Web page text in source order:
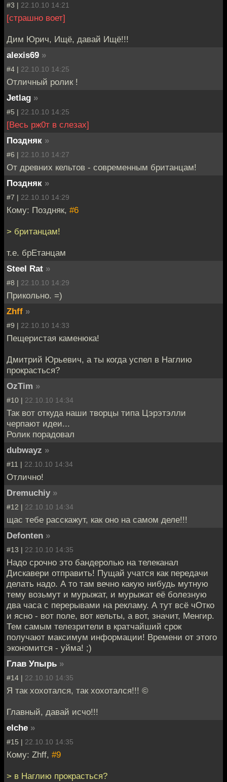
#3 | 22.10.10 14:21
[страшно воет]
Дим Юрич, Ищё, давай Ищё!!!
alexis69 »
#4 | 22.10.10 14:25
Отличный ролик !
Jetlag »
#5 | 22.10.10 14:25
[Весь рж0т в слезах]
Поздняк »
#6 | 22.10.10 14:27
От древних кельтов - современным британцам!
Поздняк »
#7 | 22.10.10 14:29
Кому: Поздняк, #6
> британцам!
т.е. брЕтанцам
Steel Rat »
#8 | 22.10.10 14:29
Прикольно. =)
Zhff »
#9 | 22.10.10 14:33
Пещеристая каменюка!
Дмитрий Юрьевич, а ты когда успел в Наглию
прокрасться?
OzTim »
#10 | 22.10.10 14:34
Так вот откуда наши творцы типа Цэрэтэлли
черпают идеи...
Ролик порадовал
dubwayz »
#11 | 22.10.10 14:34
Отлично!
Dremuchiy »
#12 | 22.10.10 14:34
щас тебе расскажут, как оно на самом деле!!!
Defonten »
#13 | 22.10.10 14:35
Надо срочно это бандеролью на телеканал
Дискавери отправить! Пущай учатся как передачи
делать надо. А то там вечно какую нибудь мутную
тему возьмут и мурыжат, и мурыжат её болезную
два часа с перерывами на рекламу. А тут всё чОтко
и ясно - вот поле, вот кельты, а вот, значит, Менгир.
Тем самым телезрители в кратчайший срок
получают максимум информации! Времени от этого
экономится - уйма! ;)
Глав Упырь »
#14 | 22.10.10 14:35
Я так хохотался, так хохотался!!! ©
Главный, давай исчо!!!
elche »
#15 | 22.10.10 14:35
Кому: Zhff, #9
> в Наглию прокрасться?